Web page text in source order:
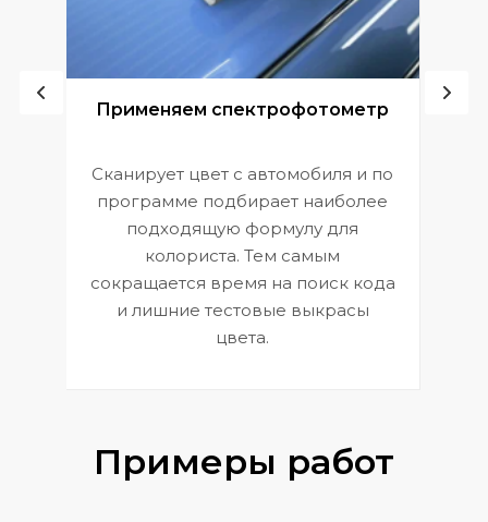
Применяем спектрофотометр
Сканирует цвет с автомобиля и по
программе подбирает наиболее
подходящую формулу для
колориста. Тем самым
сокращается время на поиск кода
и лишние тестовые выкрасы
цвета.
Примеры работ